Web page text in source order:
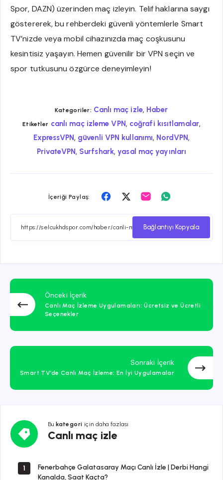
Spor, DAZN) üzerinden maç izleyin. Telif haklarına saygı
göstererek, bu rehberdeki güvenli yöntemlerle Smart
TV’nizde veya mobil cihazınızda maç coşkusunu
kesintisiz yaşayın. Hemen güvenilir bir VPN seçin ve
spor tutkusunu özgürce deneyimleyin!
Kategoriler: Canlı maç izle, Haber
Etiketler canlı maç izleme VPN, coğrafi kısıtlamalar,
ExpressVPN, güvenli VPN kullanımı, NordVPN,
PrivateVPN, Surfshark,yasal maç yayınları
İçeriği Paylaş:
Facebook
paylaş
Twitter
paylaş
Email
paylaşpaylaş
Bağlantıyı Kopyala
Önceki İçerik
Canlı Maç İzleme Uygulamaları: Ücretsiz ve Ücretli
Seçenekler
Sonraki İçerik
Smart TV’de Canlı Maç İzleme: En İyi Uygulamalar
Bukategori için daha fazlası
Canlı maç izle
Canlı
maç
1
Fenerbahçe Galatasaray Maçı Canlı İzle | Derbi Hangi
Kanalda, Saat Kaçta?